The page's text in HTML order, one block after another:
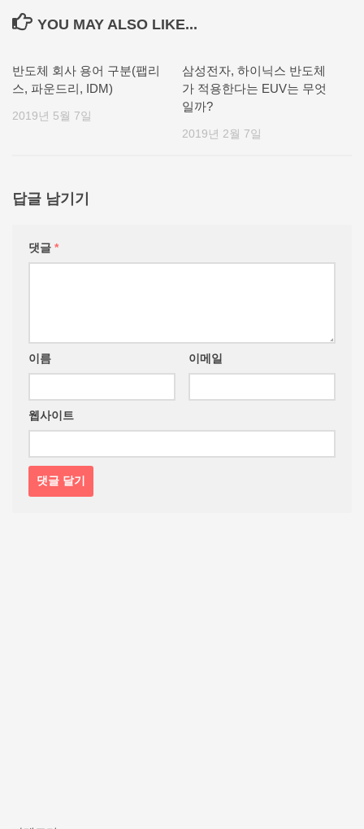
YOU MAY ALSO LIKE...
반도체 회사 용어 구분(팹리
스, 파운드리, IDM)
2019년 5월 7일
삼성전자, 하이닉스 반도체
가 적용한다는 EUV는 무엇
일까?
2019년 2월 7일
답글 남기기
댓글 *
이름 이메일
웹사이트